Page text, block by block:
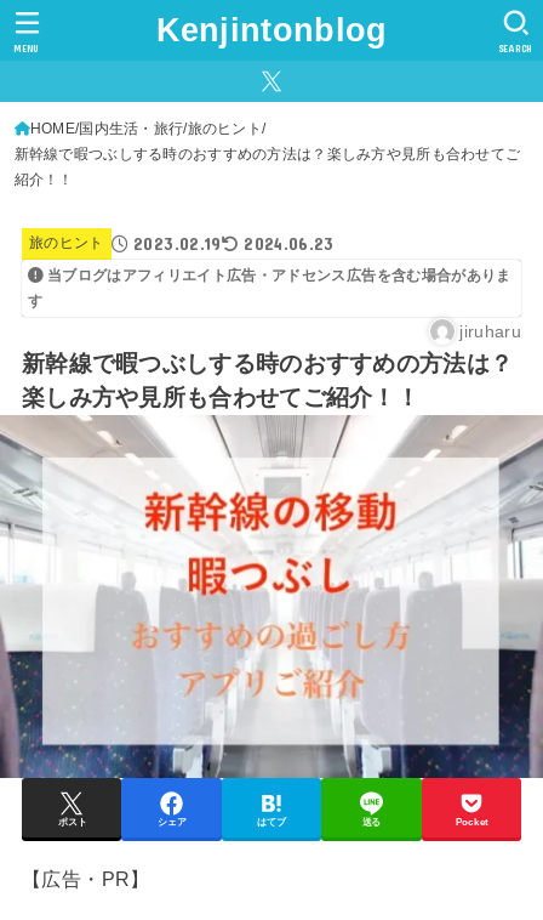
Kenjintonblog SEARCH
MENU
HOME 国内生活・旅行 旅のヒント
新幹線で暇つぶしする時のおすすめの方法は？楽しみ方や見所も合わせてご
紹介！！
旅のヒント 2023.02.19 2024.06.23
当ブログはアフィリエイト広告・アドセンス広告を含む場合がありま
す
jiruharu
新幹線で暇つぶしする時のおすすめの方法は？
楽しみ方や見所も合わせてご紹介！！
ポスト シェア はてブ 送る Pocket
【広告・PR】